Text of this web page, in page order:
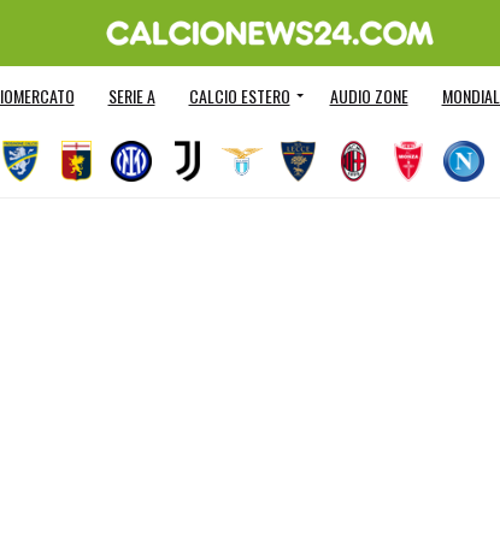
SERIE A CALCIO ESTERO AUDIO ZONE